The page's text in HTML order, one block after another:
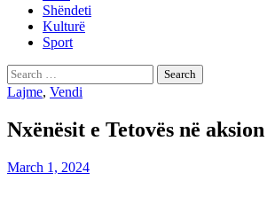
Shëndeti
Kulturë
Sport
Search
for:
Lajme, Vendi
Nxënësit e Tetovës në
March 1, 2024